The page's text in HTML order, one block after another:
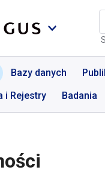
-
Bazy danych
i Rejestry
Badania